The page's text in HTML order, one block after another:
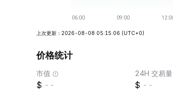
上次更新：2026-08-08 05:15:06 (UTC+0)
价格统计
市值
--
24H 交易量
--